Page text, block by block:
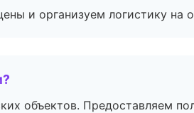
и организуем логистику на
объектов. Предоставляем